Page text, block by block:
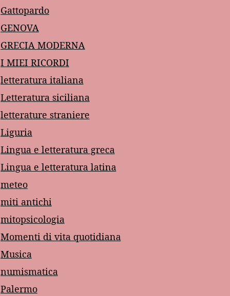
Gattopardo
GENOVA
GRECIA MODERNA
I MIEI RICORDI
letteratura italiana
Letteratura siciliana
letterature straniere
Liguria
Lingua e letteratura greca
Lingua e letteratura latina
meteo
miti antichi
mitopsicologia
Momenti di vita quotidiana
Musica
numismatica
Palermo